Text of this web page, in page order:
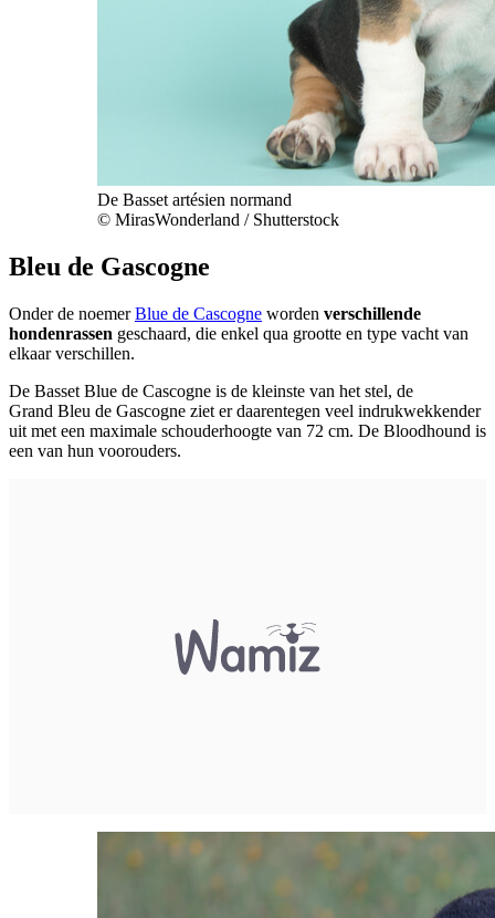
De Basset artésien normand
© MirasWonderland / Shutterstock
Bleu de Gascogne
Onder de noemerBlue de Cascogne worden verschillende
hondenrassen geschaard, die enkel qua grootte en type vacht van
elkaar verschillen.
De Basset Blue de Cascogne is de kleinste van het stel, de
Grand Bleu de Gascogne ziet er daarentegen veel indrukwekkender
uit met een maximale schouderhoogte van 72 cm. De Bloodhound is
een van hun voorouders.